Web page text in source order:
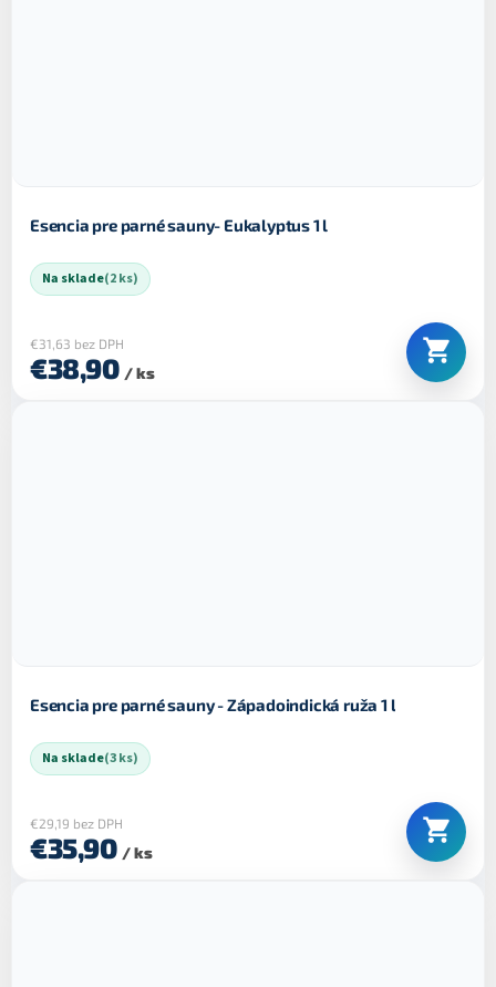
Esencia pre parné sauny- Eukalyptus 1 l
Na sklade(2 ks)
€31,63 bez DPH
€38,90 / ks
Esencia pre parné sauny - Západoindická ruža 1 l
Na sklade(3 ks)
€29,19 bez DPH
€35,90 / ks